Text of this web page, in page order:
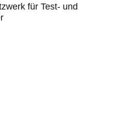
für Test- und